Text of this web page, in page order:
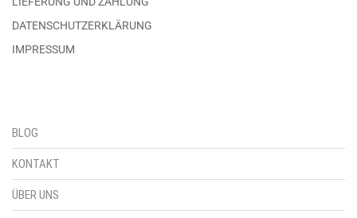
DATENSCHUTZERKLÄRUNG
IMPRESSUM
BLOG
KONTAKT
ÜBER UNS